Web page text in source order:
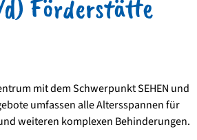
Förderstätte
mit dem Schwerpunkt SEHEN und
umfassen alle Altersspannen für
weiteren komplexen Behinderungen.